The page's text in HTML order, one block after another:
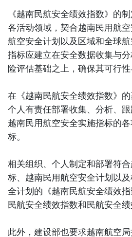
《越南民航安全绩效指数》的
各活动领域，契合越南民用航
航空安全计划以及区域和全球
指标应建立在安全数据收集与
险评估基础之上，确保其可行
在《越南民航安全绩效指数》的
个人有责任部署收集、分析、
越南民用航空安全实施指标的
标。
相关组织、个人制定和部署符
标、越南民用航空安全计划以
全计划的《越南民航安全绩效
民航安全绩效指数和民航安全绩
此外，建设部也要求越南航空